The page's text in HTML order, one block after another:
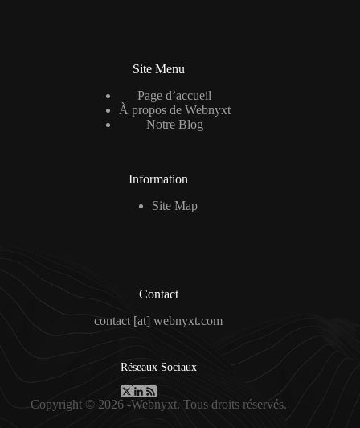
Site Menu
Page d’accueil
À propos de Webnyxt
Notre Blog
Information
Site Map
Contact
contact [at] webnyxt.com
Réseaux Sociaux
Copyright © 2026 -Webnyxt. Tous droits réservés.